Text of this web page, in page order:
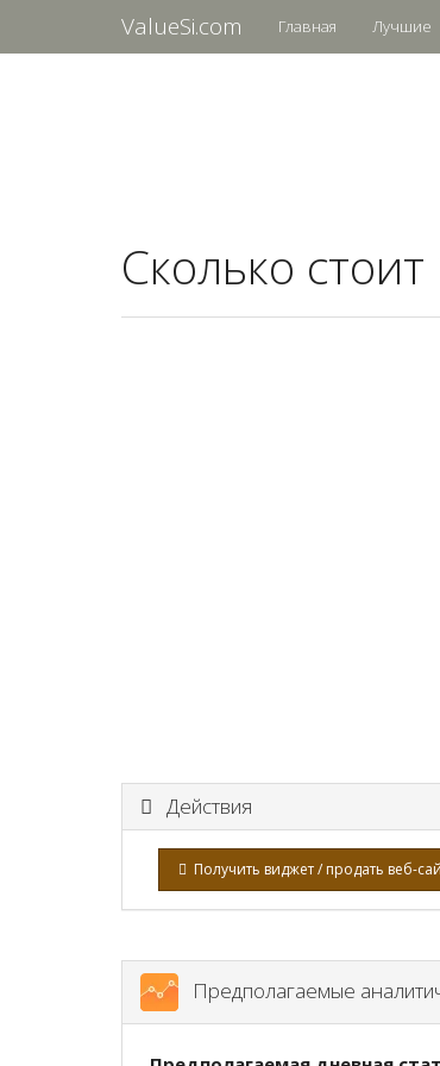
ValueSi.com Главная Лучшие
Сколько
Действия
Получить виджет / продать веб-
Предполагаемые